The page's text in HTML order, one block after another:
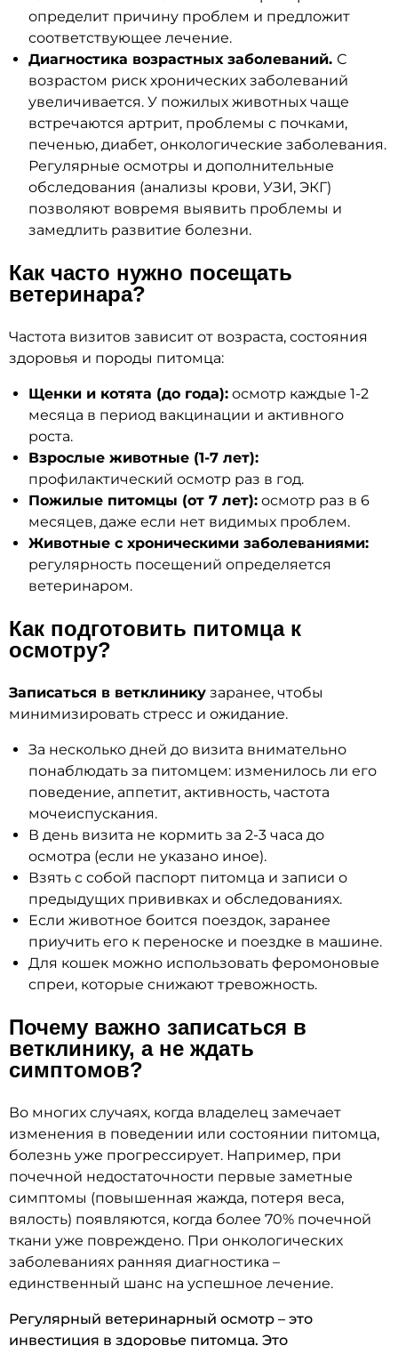
определит причину проблем и предложит
соответствующее лечение.
Диагностика возрастных заболеваний. С
возрастом риск хронических заболеваний
увеличивается. У пожилых животных чаще
встречаются артрит, проблемы с почками,
печенью, диабет, онкологические заболевания.
Регулярные осмотры и дополнительные
обследования (анализы крови, УЗИ, ЭКГ)
позволяют вовремя выявить проблемы и
замедлить развитие болезни.
Как часто нужно посещать
ветеринара?
Частота визитов зависит от возраста, состояния
здоровья и породы питомца:
Щенки и котята (до года): осмотр каждые 1-2
месяца в период вакцинации и активного
роста.
Взрослые животные (1-7 лет):
профилактический осмотр раз в год.
Пожилые питомцы (от 7 лет): осмотр раз в 6
месяцев, даже если нет видимых проблем.
Животные с хроническими заболеваниями:
регулярность посещений определяется
ветеринаром.
Как подготовить питомца к
осмотру?
Записаться в ветклинику заранее, чтобы
минимизировать стресс и ожидание.
За несколько дней до визита внимательно
понаблюдать за питомцем: изменилось ли его
поведение, аппетит, активность, частота
мочеиспускания.
В день визита не кормить за 2-3 часа до
осмотра (если не указано иное).
Взять с собой паспорт питомца и записи о
предыдущих прививках и обследованиях.
Если животное боится поездок, заранее
приучить его к переноске и поездке в машине.
Для кошек можно использовать феромоновые
спреи, которые снижают тревожность.
Почему важно записаться в
ветклинику, а не ждать
симптомов?
Во многих случаях, когда владелец замечает
изменения в поведении или состоянии питомца,
болезнь уже прогрессирует. Например, при
почечной недостаточности первые заметные
симптомы (повышенная жажда, потеря веса,
вялость) появляются, когда более 70% почечной
ткани уже повреждено. При онкологических
заболеваниях ранняя диагностика –
единственный шанс на успешное лечение.
Регулярный ветеринарный осмотр – это
инвестиция в здоровье питомца. Это